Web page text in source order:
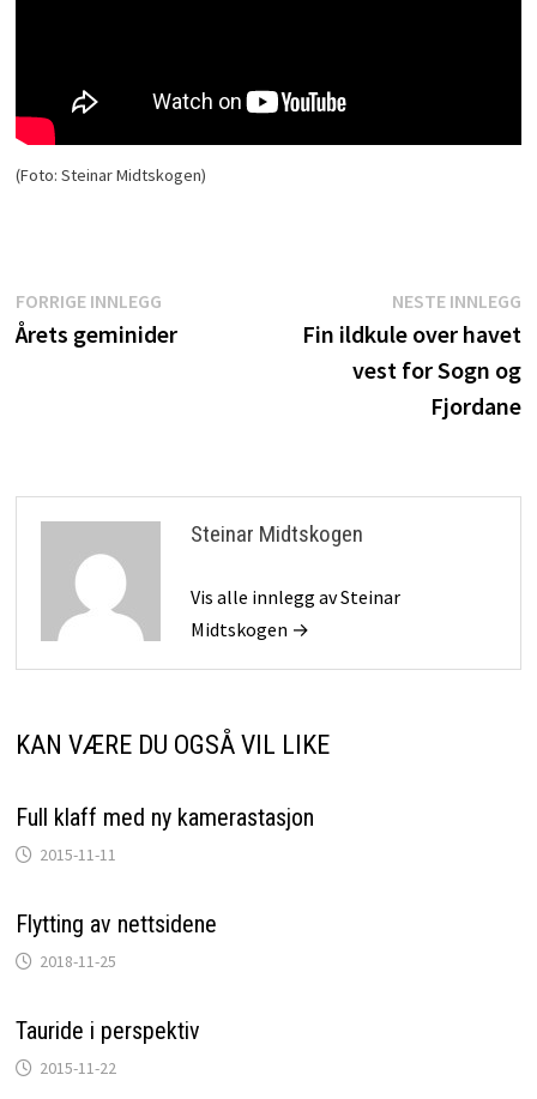
(Foto: Steinar Midtskogen)
Innleggsnavigasjon
FORRIGE INNLEGGForrige
innlegg:
Årets geminider
NESTE INNLEGG
Fin ildkule over havet
vest for Sogn og
Fjordane
Steinar Midtskogen
Vis alle innlegg av Steinar
Midtskogen →
KAN VÆRE DU OGSÅ VIL LIKE
Full klaff med ny kamerastasjon
2015-11-11
Flytting av nettsidene
2018-11-25
Tauride i perspektiv
2015-11-22